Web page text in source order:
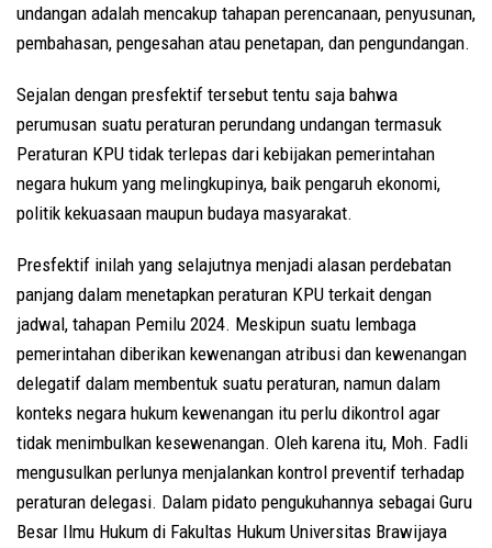
undangan adalah mencakup tahapan perencanaan, penyusunan,
pembahasan, pengesahan atau penetapan, dan pengundangan.
Sejalan dengan presfektif tersebut tentu saja bahwa
perumusan suatu peraturan perundang undangan termasuk
Peraturan KPU tidak terlepas dari kebijakan pemerintahan
negara hukum yang melingkupinya, baik pengaruh ekonomi,
politik kekuasaan maupun budaya masyarakat.
Presfektif inilah yang selajutnya menjadi alasan perdebatan
panjang dalam menetapkan peraturan KPU terkait dengan
jadwal, tahapan Pemilu 2024. Meskipun suatu lembaga
pemerintahan diberikan kewenangan atribusi dan kewenangan
delegatif dalam membentuk suatu peraturan, namun dalam
konteks negara hukum kewenangan itu perlu dikontrol agar
tidak menimbulkan kesewenangan. Oleh karena itu, Moh. Fadli
mengusulkan perlunya menjalankan kontrol preventif terhadap
peraturan delegasi. Dalam pidato pengukuhannya sebagai Guru
Besar Ilmu Hukum di Fakultas Hukum Universitas Brawijaya